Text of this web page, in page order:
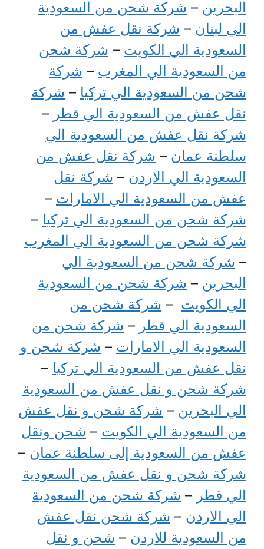
البحرين – شركة شحن من السعودية
الي لبنان – شركة نقل عفش من
السعودية الي الكويت – شركة شحن
من السعودية الي المغرب – شركة
شحن من السعودية الي تركيا – شركة
نقل عفش من السعودية الي قطر –
شركة نقل عفش من السعودية الي
سلطنة عمان – شركة نقل عفش من
السعودية الي الاردن – شركة نقل
عفش من السعودية الي الامارات –
شركة شحن من السعودية الي تركيا –
شركة شحن من السعودية الي المغرب
– شركة شحن من السعودية الي
البحرين – شركة شحن من السعودية
الي الكويت – شركة شحن من
السعودية الي قطر – شركة شحن من
السعودية الي الامارات – شركة شحن و
نقل عفش من السعودية الي تركيا –
شركة شحن و نقل عفش من السعودية
الي البحرين – شركة شحن و نقل عفش
من السعودية الي الكويت – شحن ونقل
عفش من السعودية إلى سلطنة عمان –
شركة شحن و نقل عفش من السعودية
الي قطر – شركة شحن من السعودية
الي الاردن – شركة شحن نقل عفش
من السعودية للاردن – شحن و نقل